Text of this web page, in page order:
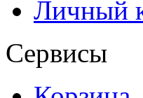
Личный
Сервисы